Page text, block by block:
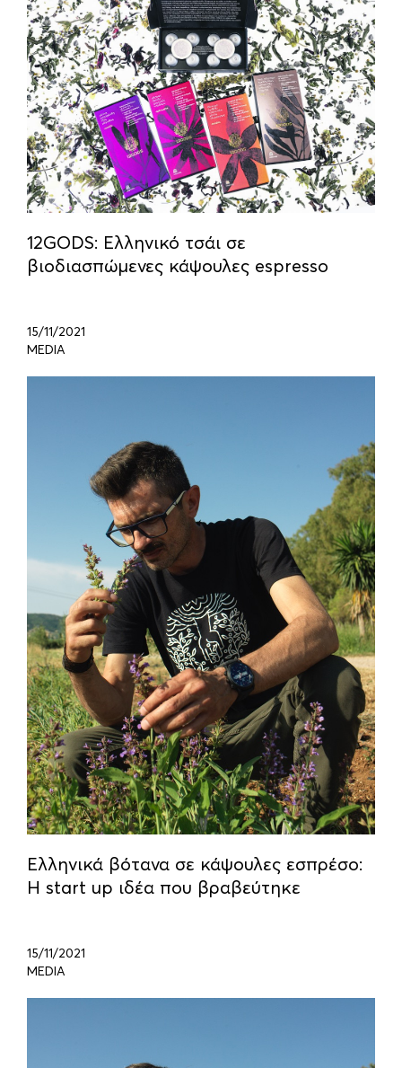
12GODS: Ελληνικό τσάι σε
βιοδιασπώμενες κάψουλες espresso
15/11/2021
MEDIA
Ελληνικά βότανα σε κάψουλες εσπρέσο:
Η start up ιδέα που βραβεύτηκε
15/11/2021
MEDIA